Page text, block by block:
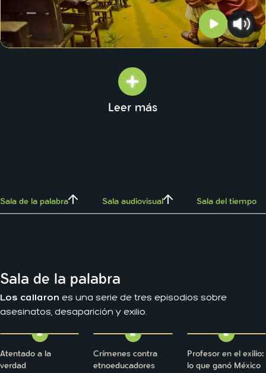
Leer más
Sala de la palabra Sala audiovisual Sala del tiempo
Sala de la palabra
Los callaron es una serie de tres episodios sobre
asesinatos, desaparición y exilio.
Atentado a la
verdad
Crímenes contra
etnoeducadores
Profesor en el exilio:
lo que ganó México